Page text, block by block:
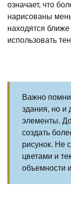
означает, что
нарисованы
находятся
использовать
Важно
здания, но и
элементы.
создать
рисунок. Не
цветами и
объемности